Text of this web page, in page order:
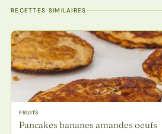
RECETTES SIMILAIRES
FRUITS
Pancakes bananes amandes oeufs